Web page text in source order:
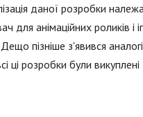
даної розробки
для анімаційних роликів і
пізніше з'явився
ці розробки були